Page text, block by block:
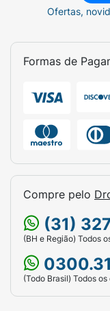
Ofertas,
Formas de
Compre pelo
(31)
(BH e Região) Todos
(Todo Brasil) Todos